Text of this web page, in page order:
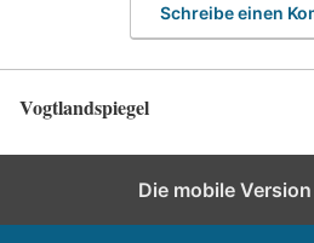
Schreibe einen
Vogtlandspiegel
Die mobile